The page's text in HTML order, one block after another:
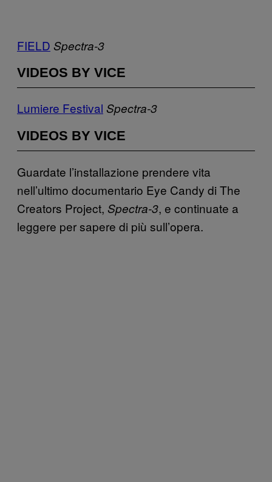
FIELD Spectra-3
VIDEOS BY VICE
Lumiere Festival Spectra-3
VIDEOS BY VICE
Guardate l’installazione prendere vita
nell’ultimo documentario Eye Candy di The
Creators Project, Spectra-3, e continuate a
leggere per sapere di più sull’opera.